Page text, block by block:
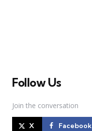
Follow Us
Join the conversation
X Facebook